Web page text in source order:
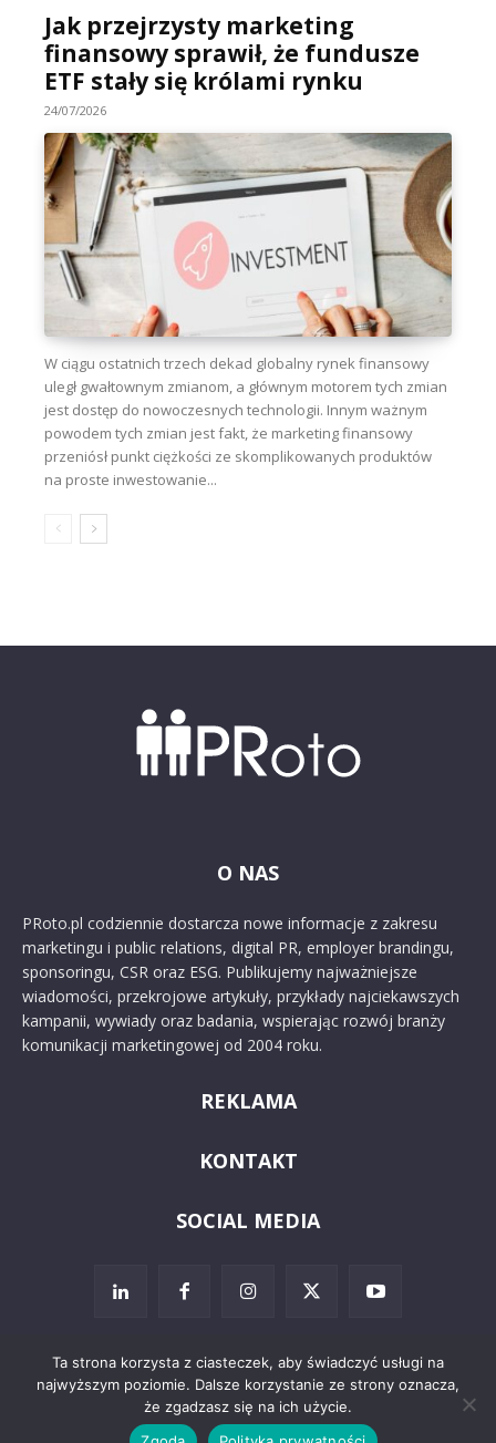
Jak przejrzysty marketing
finansowy sprawił, że fundusze
ETF stały się królami rynku
24/07/2026
W ciągu ostatnich trzech dekad globalny rynek finansowy
uległ gwałtownym zmianom, a głównym motorem tych zmian
jest dostęp do nowoczesnych technologii. Innym ważnym
powodem tych zmian jest fakt, że marketing finansowy
przeniósł punkt ciężkości ze skomplikowanych produktów
na proste inwestowanie...
O NAS
PRoto.pl codziennie dostarcza nowe informacje z zakresu
marketingu i public relations, digital PR, employer brandingu,
sponsoringu, CSR oraz ESG. Publikujemy najważniejsze
wiadomości, przekrojowe artykuły, przykłady najciekawszych
kampanii, wywiady oraz badania, wspierając rozwój branży
komunikacji marketingowej od 2004 roku.
REKLAMA
KONTAKT
SOCIAL MEDIA
Ta strona korzysta z ciasteczek, aby świadczyć usługi na
najwyższym poziomie. Dalsze korzystanie ze strony oznacza,
że zgadzasz się na ich użycie.